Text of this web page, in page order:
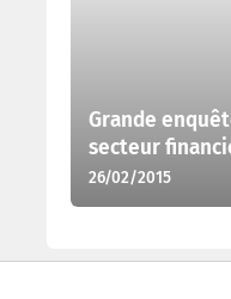
Grande
secteur
26/02/2015